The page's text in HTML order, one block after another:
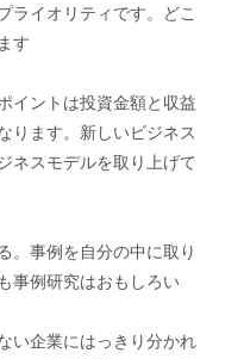
ライオリティです。どこ
す
イントは投資金額と収益
ります。新しいビジネス
ネスモデルを取り上げて
。事例を自分の中に取り
事例研究はおもしろい
い企業にはっきり分かれ